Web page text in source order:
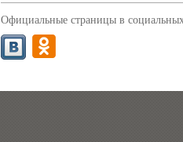
Официальные страницы в социальных